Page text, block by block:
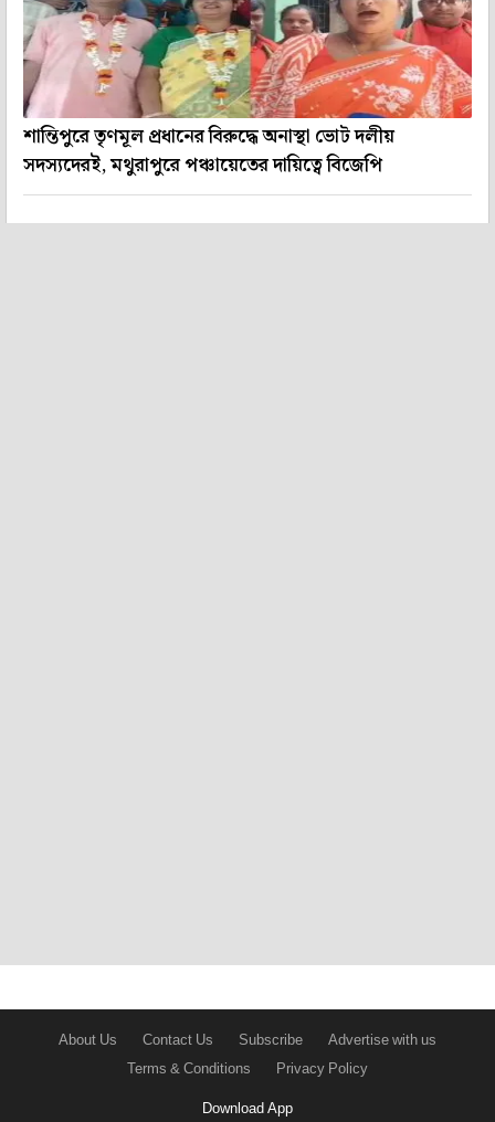
শান্তিপুরে তৃণমূল প্রধানের বিরুদ্ধে অনাস্থা ভোট দলীয়
সদস্যদেরই, মথুরাপুরে পঞ্চায়েতের দায়িত্বে বিজেপি
About Us Contact Us Subscribe
Advertise with us
Terms & Conditions
Privacy Policy
Download App